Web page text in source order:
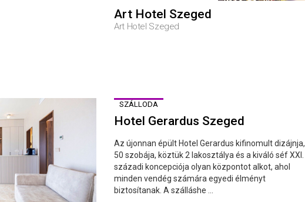
Art Hotel Szeged
Art Hotel Szeged
SZÁLLODA
Hotel Gerardus Szeged
Az újonnan épült Hotel Gerardus kifinomult dizájnja,
50 szobája, köztük 2 lakosztálya és a kiváló séf XXI.
századi koncepciója olyan központot alkot, ahol
minden vendég számára egyedi élményt
biztosítanak. A szálláshe ...